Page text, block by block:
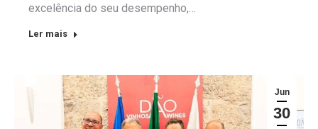
excelência do seu desempenho,…
Ler mais
Jun
30